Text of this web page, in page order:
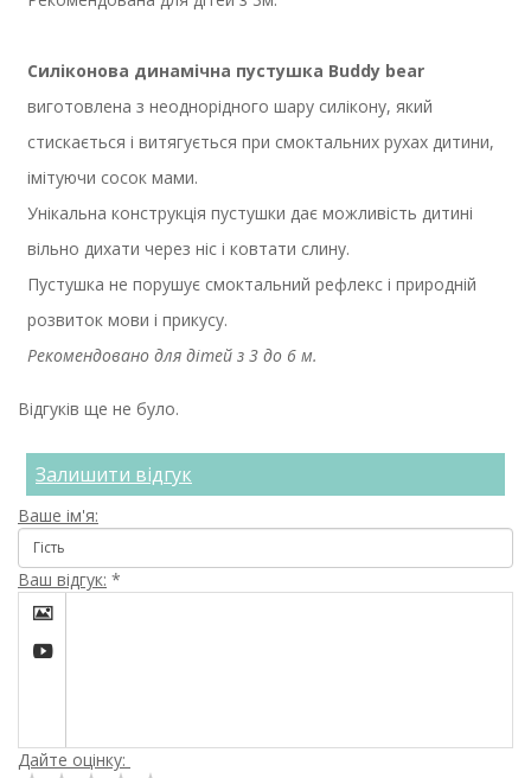
Силіконова динамічна пустушка Buddy bear
виготовлена з неоднорідного шару силікону, який
стискається і витягується при смоктальних рухах дитини,
імітуючи сосок мами.
Унікальна конструкція пустушки дає можливість дитині
вільно дихати через ніс і ковтати слину.
Пустушка не порушує смоктальний рефлекс і природній
розвиток мови і прикусу.
Рекомендовано для дітей з 3 до 6 м.
Відгуків ще не було.
Залишити відгук
Ваше ім'я:
Ваш відгук: *


Дайте оцінку: